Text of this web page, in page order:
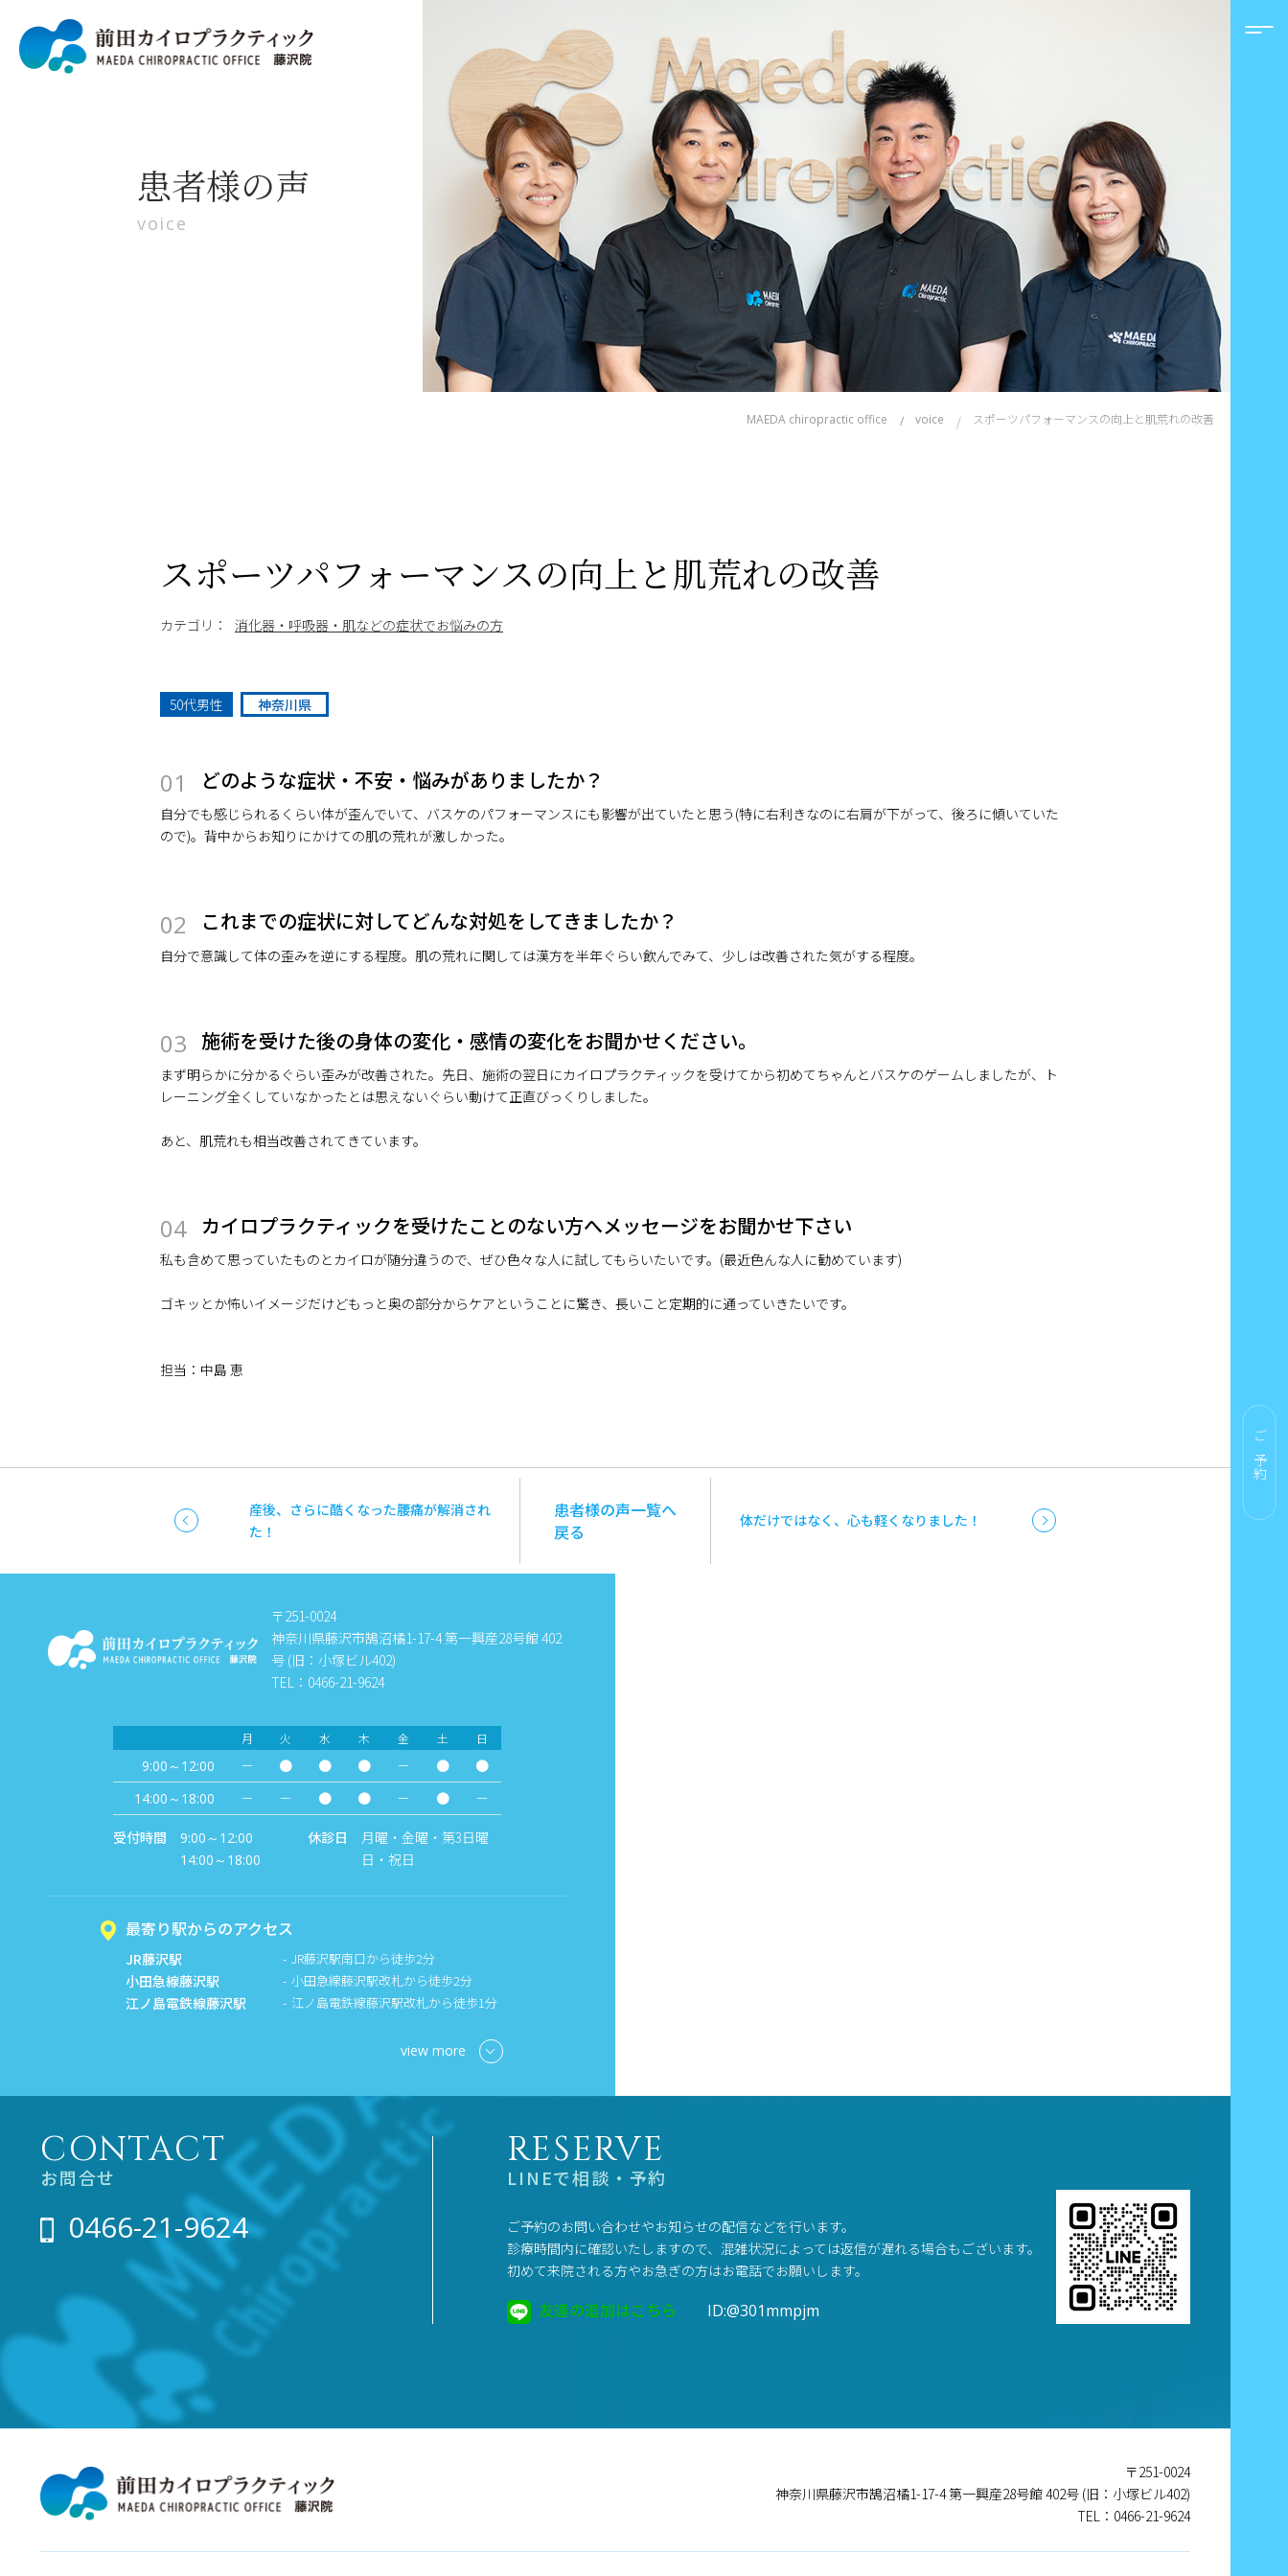
患者様の声
voice
MAEDA chiropractic office voice スポーツパフォーマンスの向上と肌荒れの改善
スポーツパフォーマンスの向上と肌荒れの改善
カテゴリ： 消化器・呼吸器・肌などの症状でお悩みの方
50代男性 神奈川県
01 どのような症状・不安・悩みがありましたか？
自分でも感じられるくらい体が歪んでいて、バスケのパフォーマンスにも影響が出ていたと思う(特に右利きなのに右肩が下がって、後ろに傾いていた
ので)。背中からお知りにかけての肌の荒れが激しかった。
02 これまでの症状に対してどんな対処をしてきましたか？
自分で意識して体の歪みを逆にする程度。肌の荒れに関しては漢方を半年ぐらい飲んでみて、少しは改善された気がする程度。
03 施術を受けた後の身体の変化・感情の変化をお聞かせください。
まず明らかに分かるぐらい歪みが改善された。先日、施術の翌日にカイロプラクティックを受けてから初めてちゃんとバスケのゲームしましたが、ト
レーニング全くしていなかったとは思えないぐらい動けて正直びっくりしました。
あと、肌荒れも相当改善されてきています。
04 カイロプラクティックを受けたことのない方へメッセージをお聞かせ下さい
私も含めて思っていたものとカイロが随分違うので、ぜひ色々な人に試してもらいたいです。(最近色んな人に勧めています)
ゴキッとか怖いイメージだけどもっと奥の部分からケアということに驚き、長いこと定期的に通っていきたいです。
担当：中島 恵
産後、さらに酷くなった腰痛が解消され
た！
患者様の声一覧へ
戻る
体だけではなく、心も軽くなりました！
〒251-0024
神奈川県藤沢市鵠沼橘1-17-4 第一興産28号館 402
号 (旧：小塚ビル402)
TEL：0466-21-9624
月 火 水 木 金 土 日
9:00～12:00 － ● ● ● － ● ●
14:00～18:00 － － ● ● － ● －
受付時間
9:00～12:00
14:00～18:00
休診日
月曜・金曜・第3日曜
日・祝日
最寄り駅からのアクセス
JR藤沢駅 JR藤沢駅南口から徒歩2分
小田急線藤沢駅 小田急線藤沢駅改札から徒歩2分
江ノ島電鉄線藤沢駅 江ノ島電鉄線藤沢駅改札から徒歩1分
view more
CONTACT
お問合せ
0466-21-9624
RESERVE
LINEで相談・予約
ご予約のお問い合わせやお知らせの配信などを行います。
診療時間内に確認いたしますので、混雑状況によっては返信が遅れる場合もございます。
初めて来院される方やお急ぎの方はお電話でお願いします。
友達の追加はこちら ID:@301mmpjm
〒251-0024
神奈川県藤沢市鵠沼橘1-17-4 第一興産28号館 402号 (旧：小塚ビル402)
TEL：0466-21-9624
ご予約